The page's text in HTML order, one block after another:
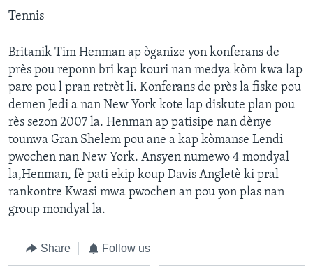
Tennis
Britanik Tim Henman ap òganize yon konferans de
près pou reponn bri kap kouri nan medya kòm kwa lap
pare pou l pran retrèt li. Konferans de près la fiske pou
demen Jedi a nan New York kote lap diskute plan pou
rès sezon 2007 la. Henman ap patisipe nan dènye
tounwa Gran Shelem pou ane a kap kòmanse Lendi
pwochen nan New York. Ansyen numewo 4 mondyal
la,Henman, fè pati ekip koup Davis Angletè ki pral
rankontre Kwasi mwa pwochen an pou yon plas nan
group mondyal la.
Share Follow us